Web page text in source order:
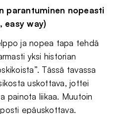
parantuminen nopeasti
easy way)
ja nopea tapa tehdä
yksi historian
Tässä tavassa
uskottava, jottei
painota liikaa. Muutoin
epäuskottava.